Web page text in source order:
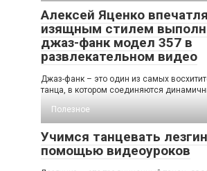
Алексей Яценко
изящным стилем
джаз-фанк модел 357 в
развлекательном видео
Джаз-фанк – это один из самых
танца, в котором соединяются
Полезное
Учимся танцевать
помощью видеоуроков